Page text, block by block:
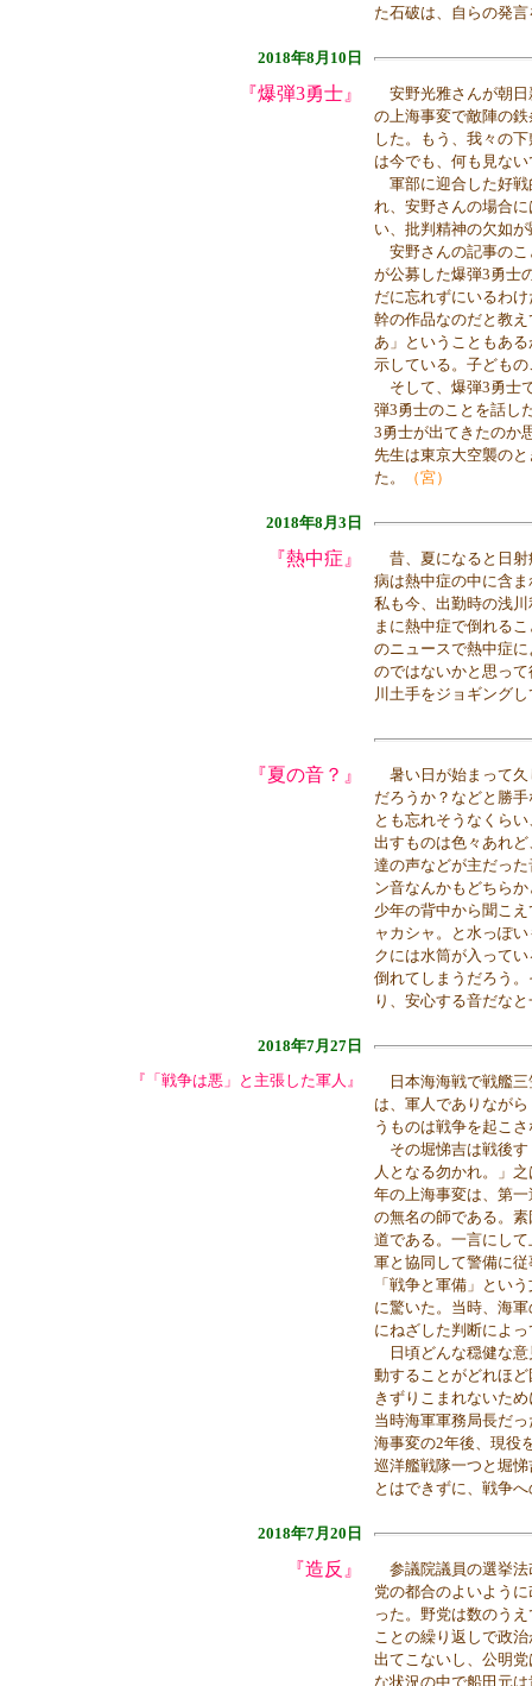
た石破は、自らの発
2018年8月10日
『爆弾3勇士』
安野光雅さんが朝
の上海事変で敵陣の
した。もう、我々の
は今でも、何も見な
軍部に迎合した好戦
れ、安野さんの場合
い、批判精神の欠如
安野さんの記事のこ
が公募した爆弾3勇士
だに忘れずにいるわ
幹の作品なのだと教
あ」ということもあ
示している。子ども
そして、爆弾3勇士
弾3勇士のことを話し
3勇士が出てきたのか
先生は東京大空襲の
た。
（宮）
2018年8月3日
『熱中症』
昔、夏になると日射
病は熱中症の中に含
私も今、出勤時の浅
まに熱中症で倒れる
のニュースで熱中症
のではないかと思っ
川土手をジョギング
『夏の音？』
暑い日が始まって久
だろうか？などと勝
とも忘れそうなくら
出すものは色々あれ
達の声などが主だっ
ン音なんかもどちら
少年の背中から聞こ
ャカシャ。と水っぽ
クには水筒が入って
倒れてしまうだろう
り、安心する音だな
2018年7月27日
『「戦争は悪」と主張した軍人』
日本海海戦で戦艦三
は、軍人でありなが
うものは戦争を起こ
その堀悌吉は戦後す
人となる勿かれ。」
年の上海事変は、第
の無名の師である。
道である。一言にし
軍と協同して警備に
「戦争と軍備」とい
に驚いた。当時、海
にねざした判断によ
日頃どんな穏健な意
動することがどれほ
きずりこまれないた
当時海軍軍務局長だ
海事変の2年後、現役
巡洋艦戦隊一つと堀
とはできずに、戦争
2018年7月20日
『造反』
参議院議員の選挙法
党の都合のよいよう
った。野党は数のう
ことの繰り返しで政
出てこないし、公明
な状況の中で船田元